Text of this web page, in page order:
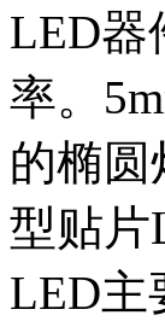
LED器
率。
的椭圆
型贴片
LED主